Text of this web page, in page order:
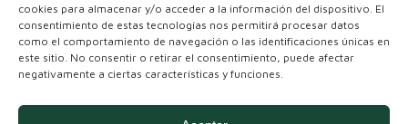
cookies para almacenar y/o acceder a la información del dispositivo. El
consentimiento de estas tecnologías nos permitirá procesar datos
como el comportamiento de navegación o las identificaciones únicas en
este sitio. No consentir o retirar el consentimiento, puede afectar
negativamente a ciertas características y funciones.
Coordinadora Andaluza de Organizaciones